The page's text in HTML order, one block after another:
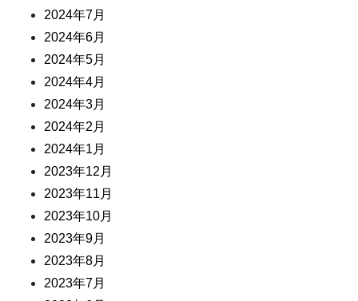
2024年7月
2024年6月
2024年5月
2024年4月
2024年3月
2024年2月
2024年1月
2023年12月
2023年11月
2023年10月
2023年9月
2023年8月
2023年7月